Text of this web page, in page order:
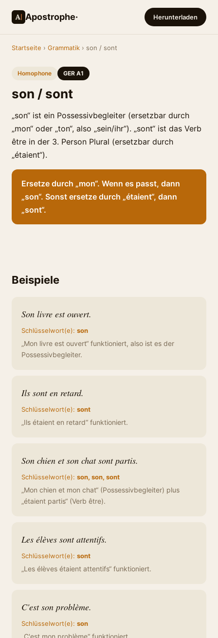
Apostrophe· Herunterladen
Startseite › Grammatik › son / sont
Homophone GER A1
son / sont
„son“ ist ein Possessivbegleiter (ersetzbar durch
„mon“ oder „ton“, also „sein/ihr“). „sont“ ist das Verb
être in der 3. Person Plural (ersetzbar durch
„étaient“).
Ersetze durch „mon“. Wenn es passt, dann
„son“. Sonst ersetze durch „étaient“, dann
„sont“.
Beispiele
Son livre est ouvert.
Schlüsselwort(e): son
„Mon livre est ouvert“ funktioniert, also ist es der
Possessivbegleiter.
Ils sont en retard.
Schlüsselwort(e): sont
„Ils étaient en retard“ funktioniert.
Son chien et son chat sont partis.
Schlüsselwort(e): son, son, sont
„Mon chien et mon chat“ (Possessivbegleiter) plus
„étaient partis“ (Verb être).
Les élèves sont attentifs.
Schlüsselwort(e): sont
„Les élèves étaient attentifs“ funktioniert.
C'est son problème.
Schlüsselwort(e): son
„C'est mon problème“ funktioniert.